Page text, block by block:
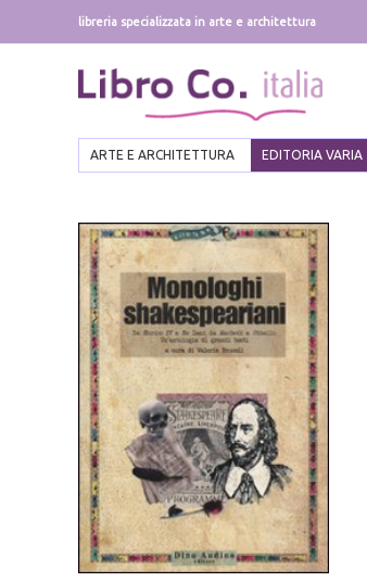
libreria specializzata in arte e architettura
ARTE E ARCHITETTURA EDITORIA VARIA